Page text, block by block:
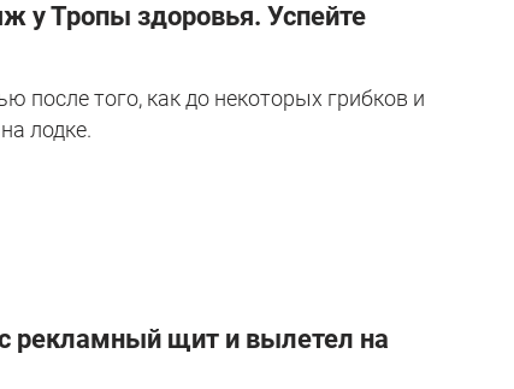
у Тропы здоровья. Успейте
после того, как до некоторых грибков и
лодке.
рекламный щит и вылетел на